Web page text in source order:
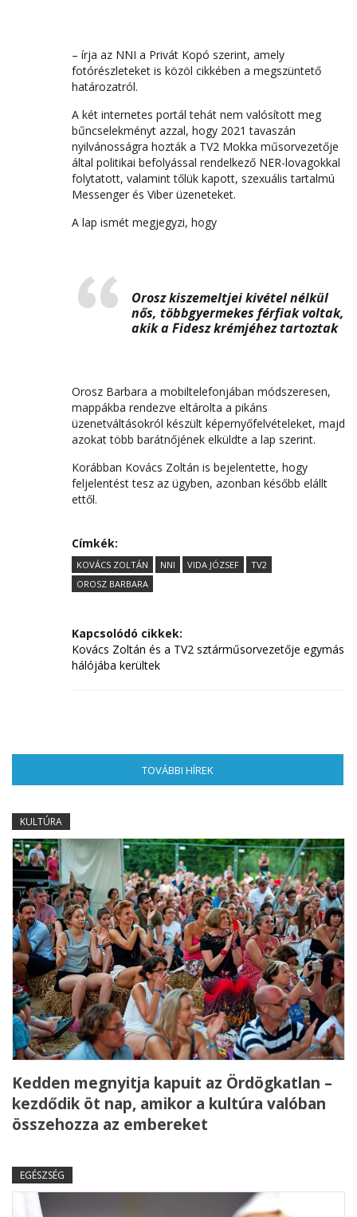
– írja az NNI a Privát Kopó szerint, amely
fotórészleteket is közöl cikkében a megszüntető
határozatról.
A két internetes portál tehát nem valósított meg
bűncselekményt azzal, hogy 2021 tavaszán
nyilvánosságra hozták a TV2 Mokka műsorvezetője
által politikai befolyással rendelkező NER-lovagokkal
folytatott, valamint tőlük kapott, szexuális tartalmú
Messenger és Viber üzeneteket.
A lap ismét megjegyzi, hogy
Orosz kiszemeltjei kivétel nélkül
nős, többgyermekes férfiak voltak,
akik a Fidesz krémjéhez tartoztak
Orosz Barbara a mobiltelefonjában módszeresen,
mappákba rendezve eltárolta a pikáns
üzenetváltásokról készült képernyőfelvételeket, majd
azokat több barátnőjének elküldte a lap szerint.
Korábban Kovács Zoltán is bejelentette, hogy
feljelentést tesz az ügyben, azonban később elállt
ettől.
Címkék:
KOVÁCS ZOLTÁN NNI VIDA JÓZSEF
TV2
OROSZ BARBARA
Kapcsolódó cikkek:
Kovács Zoltán és a TV2 sztárműsorvezetője egymás
hálójába kerültek
TOVÁBBI HÍREK
KULTÚRA
Kedden megnyitja kapuit az Ördögkatlan –
kezdődik öt nap, amikor a kultúra valóban
összehozza az embereket
EGÉSZSÉG